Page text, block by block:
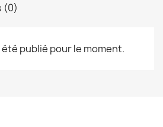
(0)
été publié pour le moment.